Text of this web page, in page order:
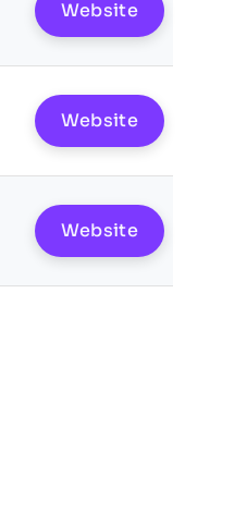
Website
Website
Website